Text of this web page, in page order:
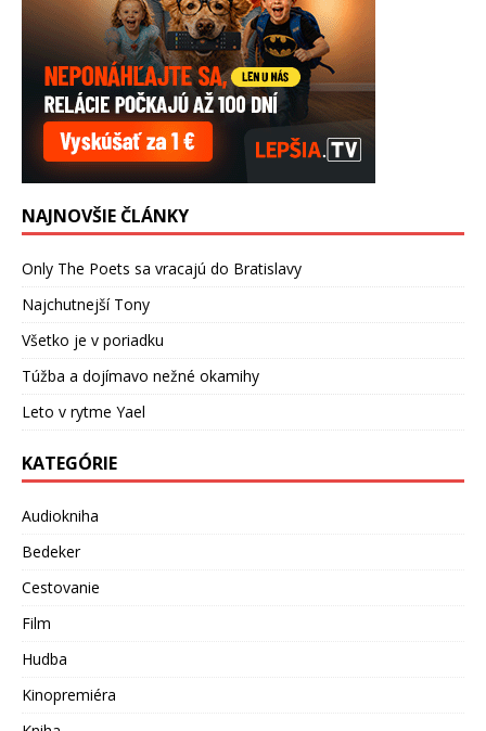
NAJNOVŠIE ČLÁNKY
Only The Poets sa vracajú do Bratislavy
Najchutnejší Tony
Všetko je v poriadku
Túžba a dojímavo nežné okamihy
Leto v rytme Yael
KATEGÓRIE
Audiokniha
Bedeker
Cestovanie
Film
Hudba
Kinopremiéra